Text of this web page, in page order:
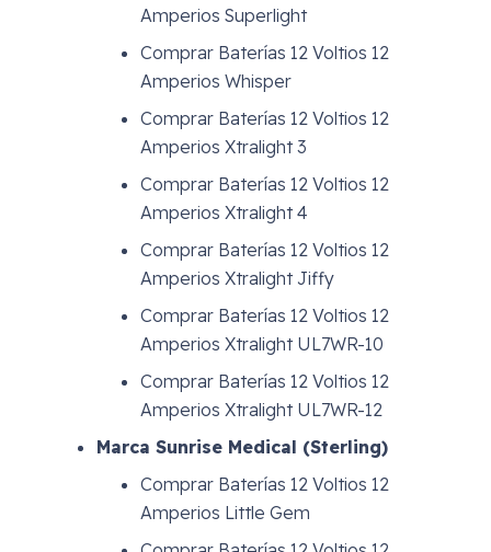
Amperios Superlight
Comprar Baterías 12 Voltios 12
Amperios Whisper
Comprar Baterías 12 Voltios 12
Amperios Xtralight 3
Comprar Baterías 12 Voltios 12
Amperios Xtralight 4
Comprar Baterías 12 Voltios 12
Amperios Xtralight Jiffy
Comprar Baterías 12 Voltios 12
Amperios Xtralight UL7WR-10
Comprar Baterías 12 Voltios 12
Amperios Xtralight UL7WR-12
Marca Sunrise Medical (Sterling)
Comprar Baterías 12 Voltios 12
Amperios Little Gem